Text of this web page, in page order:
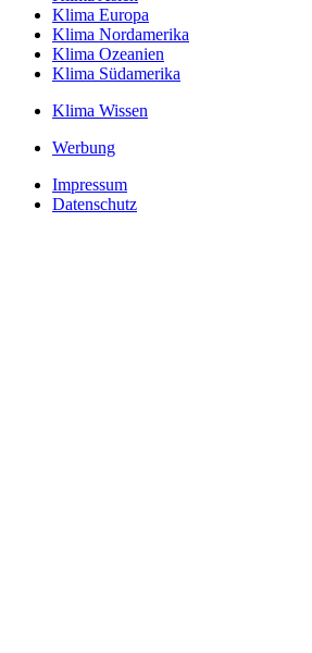
Klima Europa
Klima Nordamerika
Klima Ozeanien
Klima Südamerika
Klima Wissen
Werbung
Impressum
Datenschutz